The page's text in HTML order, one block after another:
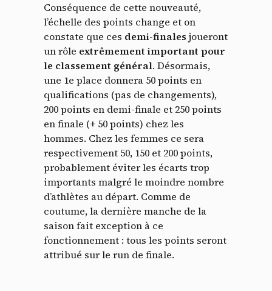
Conséquence de cette nouveauté,
l’échelle des points change et on
constate que ces demi-finales joueront
un rôle extrêmement important pour
le classement général. Désormais,
une 1e place donnera 50 points en
qualifications (pas de changements),
200 points en demi-finale et 250 points
en finale (+ 50 points) chez les
hommes. Chez les femmes ce sera
respectivement 50, 150 et 200 points,
probablement éviter les écarts trop
importants malgré le moindre nombre
d’athlètes au départ. Comme de
coutume, la dernière manche de la
saison fait exception à ce
fonctionnement : tous les points seront
attribué sur le run de finale.